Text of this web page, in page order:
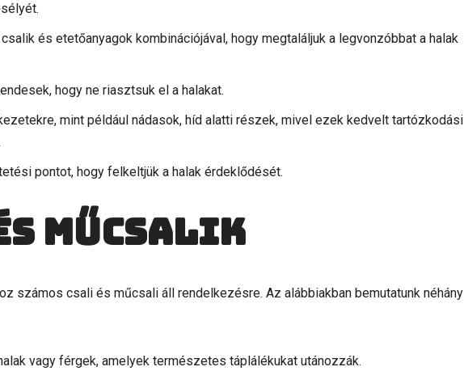
és etetőanyagok kombinációjával, hogy megtaláljuk a legvonzóbbat a halak
hogy ne riasztsuk el a halakat.
mint például nádasok, híd alatti részek, mivel ezek kedvelt tartózkodási
pontot, hogy felkeltjük a halak érdeklődését.
műcsalik
számos csali és műcsali áll rendelkezésre. Az alábbiakban bemutatunk néhány
vagy férgek, amelyek természetes táplálékukat utánozzák.